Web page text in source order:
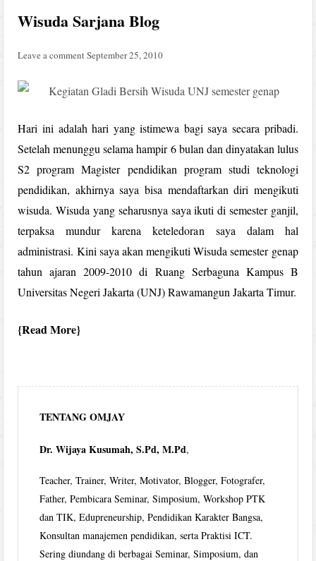
Wisuda Sarjana Blog
Leave a comment September 25, 2010
Hari ini adalah hari yang istimewa bagi saya secara pribadi.
Setelah menunggu selama hampir 6 bulan dan dinyatakan lulus
S2 program Magister pendidikan program studi teknologi
pendidikan, akhirnya saya bisa mendaftarkan diri mengikuti
wisuda. Wisuda yang seharusnya saya ikuti di semester ganjil,
terpaksa mundur karena keteledoran saya dalam hal
administrasi. Kini saya akan mengikuti Wisuda semester genap
tahun ajaran 2009-2010 di Ruang Serbaguna Kampus B
Universitas Negeri Jakarta (UNJ) Rawamangun Jakarta Timur.
Read More
TENTANG OMJAY
Dr. Wijaya Kusumah, S.Pd, M.Pd,
Teacher, Trainer, Writer, Motivator, Blogger, Fotografer,
Father, Pembicara Seminar, Simposium, Workshop PTK
dan TIK, Edupreneurship, Pendidikan Karakter Bangsa,
Konsultan manajemen pendidikan, serta Praktisi ICT.
Sering diundang di berbagai Seminar, Simposium, dan